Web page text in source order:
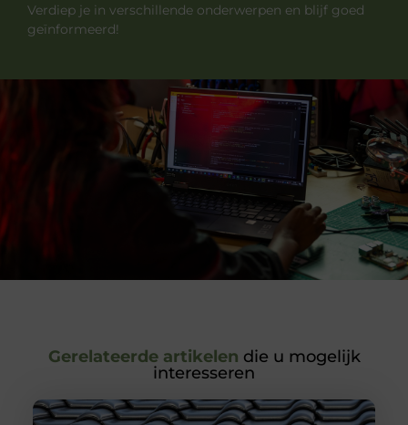
Verdiep je in verschillende onderwerpen en blijf goed
geïnformeerd!
Gerelateerde artikelen die u mogelijk
interesseren